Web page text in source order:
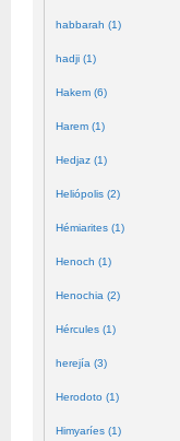
habbarah (1)
hadji (1)
Hakem (6)
Harem (1)
Hedjaz (1)
Heliópolis (2)
Hémiarites (1)
Henoch (1)
Henochia (2)
Hércules (1)
herejía (3)
Herodoto (1)
Himyaríes (1)